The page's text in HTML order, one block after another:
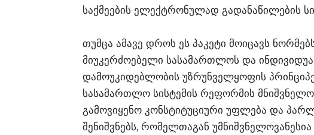
საქმეების ელექტრონულად გადანაწილების
თუმცა ამავე დროს ეს პაკეტი მოიცავს
მიუკერძოებელი სასამართლოს და
დამოუკიდებლობის უზრუნველყოფის
სასამართლო სისტემის რეფორმის
გამოვიყენო კონსტიტუციური უფლება და
შენიშვნებს, რომელთაგან